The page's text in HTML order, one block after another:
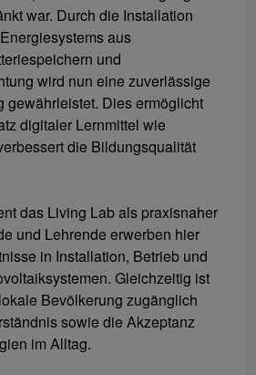
war. Durch die Installation
aus
und
wird nun eine zuverlässige
gewährleistet. Dies ermöglicht
digitaler Lernmittel wie
die Bildungsqualität
das Living Lab als praxisnaher
und Lehrende erwerben hier
in Installation, Betrieb und
Gleichzeitig ist
Bevölkerung zugänglich
sowie die Akzeptanz
im Alltag.